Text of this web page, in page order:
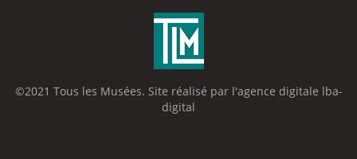
©2021 Tous les Musées. Site réalisé par l'agence digitale lba-
digital